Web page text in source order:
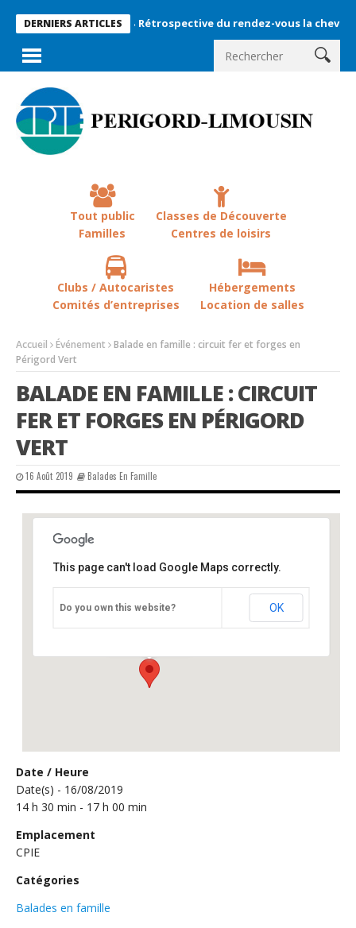
DERNIERS ARTICLESRétrospective du rendez-vous la chevêche 2026 !
Tout public
Familles
Classes de Découverte
Centres de loisirs
Clubs / Autocaristes
Comités d’entreprises
Hébergements
Location de salles
Accueil Événement
Balade en famille : circuit fer et forges en
Périgord Vert
BALADE EN FAMILLE : CIRCUIT
FER ET FORGES EN PÉRIGORD
VERT
16 Août 2019 Balades En Famille
CPIE
Événements
This page can't load Google Maps correctly.
Do you own this website? OK
Date / Heure
Date(s) - 16/08/2019
14 h 30 min - 17 h 00 min
Emplacement
CPIE
Catégories
Balades en famille